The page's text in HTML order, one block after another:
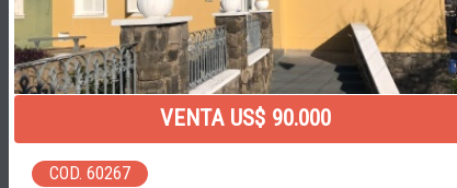
VENTA US$ 90.000
COD. 60267